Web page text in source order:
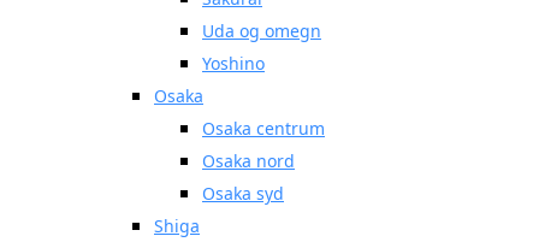
Uda og omegn
Yoshino
Osaka
Osaka centrum
Osaka nord
Osaka syd
Shiga